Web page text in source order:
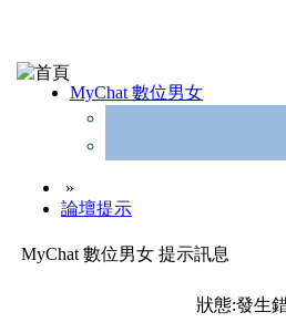
MyChat 數位男女
»
論壇提示
MyChat 數位男女 提示訊息
狀態:發生